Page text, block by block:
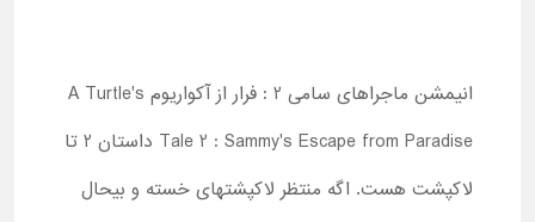
انیمشن ماجراهای سامی 2 : فرار از آکواریوم A Turtle's
Tale 2 : Sammy's Escape from Paradise داستان 2 تا
لاکپشت هست. اگه منتظر لاکپشتهای خسته و بیحال